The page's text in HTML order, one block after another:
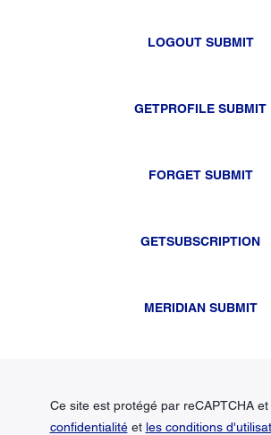
LOGOUT SUBMIT
GETPROFILE SUBMIT
FORGET SUBMIT
GETSUBSCRIPTION
MERIDIAN SUBMIT
Ce site est protégé par reCAPTCHA et
confidentialitéet les conditions